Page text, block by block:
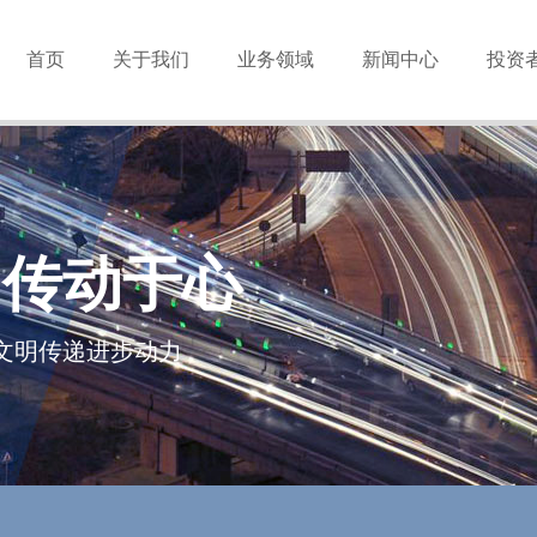
首页 关于我们 业务领域 新闻中心 投资
动于心
明传递进步动力